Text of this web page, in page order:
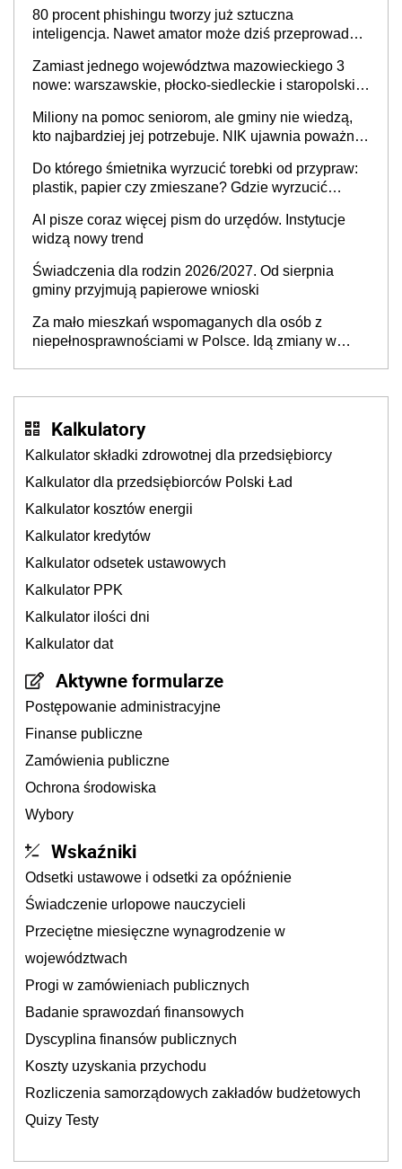
80 procent phishingu tworzy już sztuczna
inteligencja. Nawet amator może dziś przeprowadzić
Zamiast jednego województwa mazowieckiego 3
nowe: warszawskie, płocko-siedleckie i staropolskie.
stołecznych
Miliony na pomoc seniorom, ale gminy nie wiedzą,
kto najbardziej jej potrzebuje. NIK ujawnia poważną
Do którego śmietnika wyrzucić torebki od przypraw:
plastik, papier czy zmieszane? Gdzie wyrzucić
AI pisze coraz więcej pism do urzędów. Instytucje
widzą nowy trend
Świadczenia dla rodzin 2026/2027. Od sierpnia
gminy przyjmują papierowe wnioski
Za mało mieszkań wspomaganych dla osób z
niepełnosprawnościami w Polsce. Idą zmiany w
Kalkulatory
Kalkulator składki zdrowotnej dla przedsiębiorcy
Kalkulator dla przedsiębiorców Polski Ład
Kalkulator kosztów energii
Kalkulator kredytów
Kalkulator odsetek ustawowych
Kalkulator PPK
Kalkulator ilości dni
Kalkulator dat
Aktywne formularze
Postępowanie administracyjne
Finanse publiczne
Zamówienia publiczne
Ochrona środowiska
Wybory
Wskaźniki
Odsetki ustawowe i odsetki za opóźnienie
Świadczenie urlopowe nauczycieli
Przeciętne miesięczne wynagrodzenie w
województwach
Progi w zamówieniach publicznych
Badanie sprawozdań finansowych
Dyscyplina finansów publicznych
Koszty uzyskania przychodu
Rozliczenia samorządowych zakładów budżetowych
Quizy Testy